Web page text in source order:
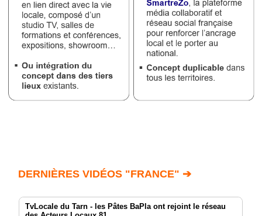
DERNIÈRES VIDÉOS "FRANCE" ➔
TvLocale du Tarn - les Pâtes BaPla ont rejoint le réseau